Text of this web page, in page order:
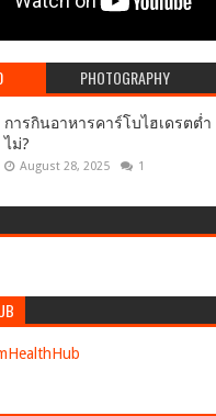
PHOTOGRAPHY
การกินอาหารคาร์โบไฮเดรตต่ำ
ไม่?
August 28, 2025 1